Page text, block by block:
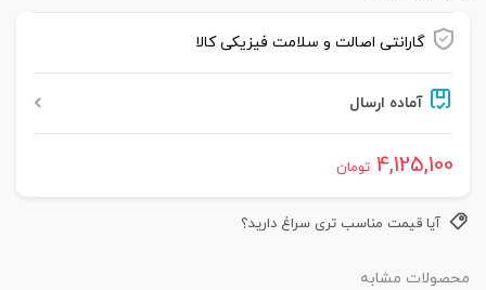
گارانتی اصالت و سلامت فیزیکی کالا
آماده ارسال
4,125,100 تومان
آیا قیمت مناسب تری سراغ دارید؟
محصولات مشابه